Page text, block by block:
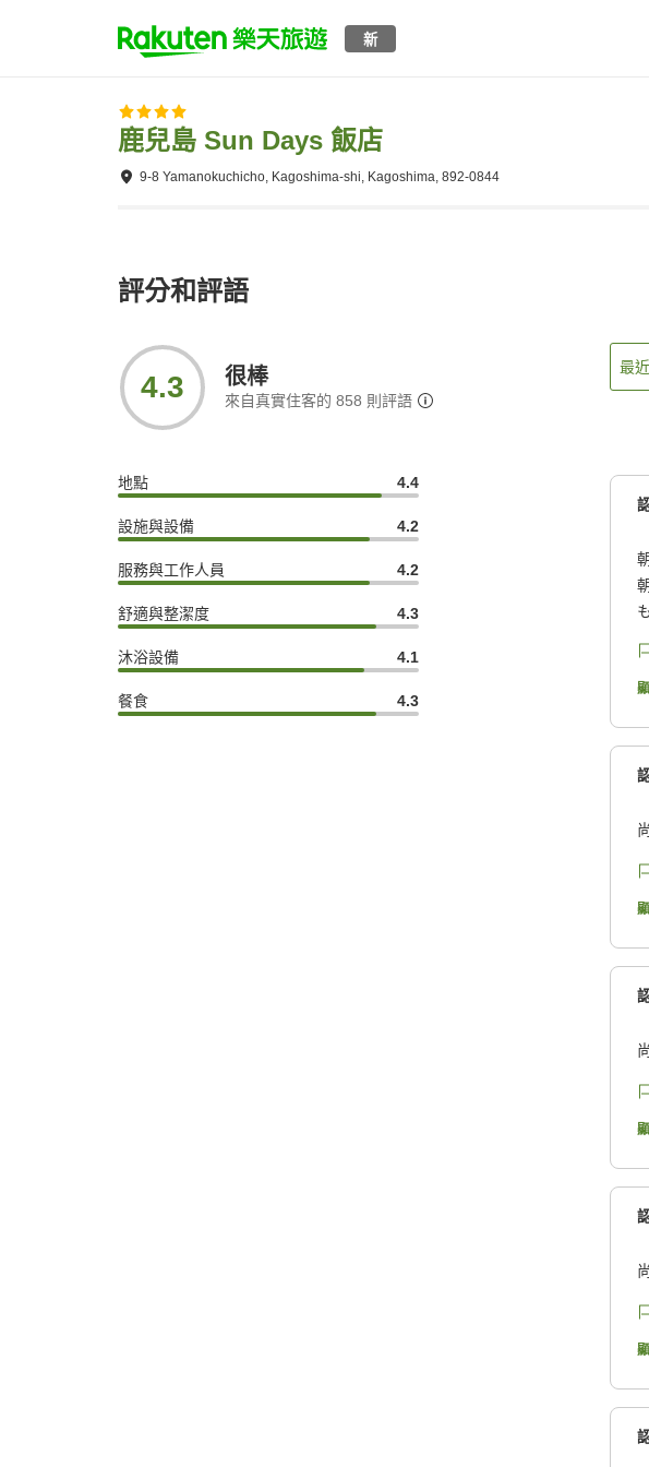
新
鹿兒島 Sun Days 飯店
9-8 Yamanokuchicho, Kagoshima-shi, Kagoshima, 892-0844
評分和評語
4.3 很棒
來自真實住客的 858 則評語
地點 4.4
設施與設備 4.2
服務與工作人員 4.2
舒適與整潔度 4.3
沐浴設備 4.1
餐食 4.3
最